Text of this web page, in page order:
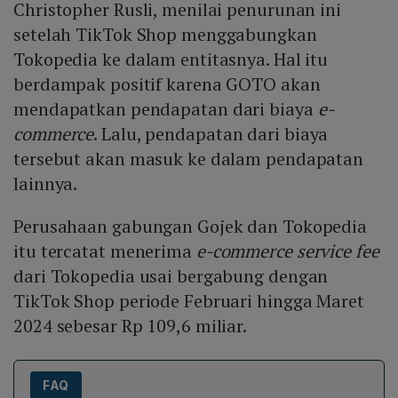
Christopher Rusli, menilai penurunan ini
setelah TikTok Shop menggabungkan
Tokopedia ke dalam entitasnya. Hal itu
berdampak positif karena GOTO akan
mendapatkan pendapatan dari biaya e-
commerce. Lalu, pendapatan dari biaya
tersebut akan masuk ke dalam pendapatan
lainnya.
Perusahaan gabungan Gojek dan Tokopedia
itu tercatat menerima e-commerce service fee
dari Tokopedia usai bergabung dengan
TikTok Shop periode Februari hingga Maret
2024 sebesar Rp 109,6 miliar.
FAQ